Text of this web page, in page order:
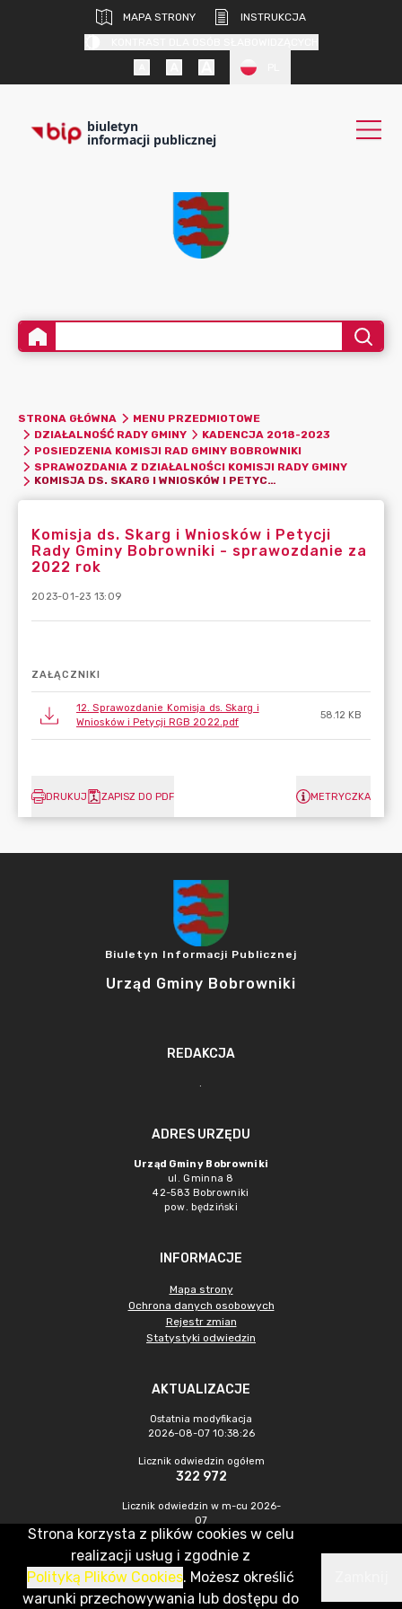
MAPA STRONY
INSTRUKCJA
biuletyn
informacji publicznej
STRONA GŁÓWNA
MENU PRZEDMIOTOWE
DZIAŁALNOŚĆ RADY GMINY
KADENCJA 2018-2023
POSIEDZENIA KOMISJI RAD GMINY BOBROWNIKI
SPRAWOZDANIA Z DZIAŁALNOŚCI KOMISJI RADY GMINY
KOMISJA DS. SKARG I WNIOSKÓW I PETYCJI RADY GMINY BOBROWNIKI - SPRAWOZDANIE ZA 2022 ROK
Komisja ds. Skarg i Wniosków i Petycji
Rady Gminy Bobrowniki - sprawozdanie za
2022 rok
2023-01-23 13:09
ZAŁĄCZNIKI
12. Sprawozdanie Komisja ds. Skarg i
Wniosków i Petycji RGB 2022.pdf
58.12 KB
DRUKUJ ZAPISZ DO PDF METRYCZKA
Biuletyn Informacji Publicznej
Urząd Gminy Bobrowniki
REDAKCJA
.
ADRES URZĘDU
Urząd Gminy Bobrowniki
ul. Gminna 8
42-583 Bobrowniki
pow. będziński
INFORMACJE
Mapa strony
Ochrona danych osobowych
Rejestr zmian
Statystyki odwiedzin
AKTUALIZACJE
Ostatnia modyfikacja
2026-08-07 10:38:26
Licznik odwiedzin ogółem
322 972
Licznik odwiedzin w m-cu 2026-
07
588
CMS & Hosting: Nefeni Sp. z o.o.
Strona korzysta z plików cookies w celu
realizacji usług i zgodnie z
Polityką Plików Cookies. Możesz określić
warunki przechowywania lub dostępu do